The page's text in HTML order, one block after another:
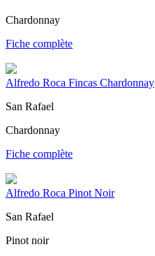
Chardonnay
Fiche complète
Alfredo Roca Fincas Chardonnay
San Rafael
Chardonnay
Fiche complète
Alfredo Roca Pinot Noir
San Rafael
Pinot noir